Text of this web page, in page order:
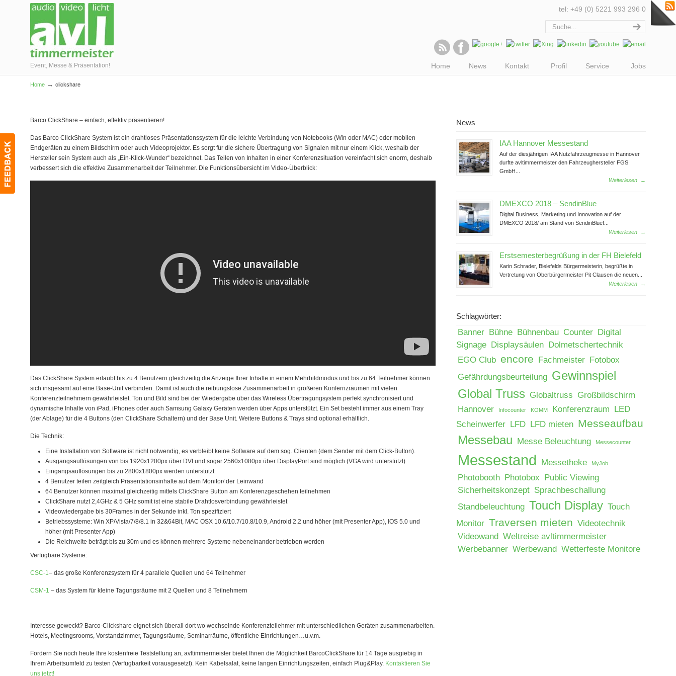
Event, Messe & Präsentation!
tel: +49 (0) 5221 993 296 0
Home News Kontakt Profil Service Jobs
Home →clickshare
Barco ClickShare – einfach, effektiv präsentieren!
Das Barco ClickShare System ist ein drahtloses Präsentationssystem für die leichte Verbindung von Notebooks (Win oder MAC) oder mobilen
Endgeräten zu einem Bildschirm oder auch Videoprojektor. Es sorgt für die sichere Übertragung von Signalen mit nur einem Klick, weshalb der
Hersteller sein System auch als „Ein-Klick-Wunder“ bezeichnet. Das Teilen von Inhalten in einer Konferenzsituation vereinfacht sich enorm, deshalb
verbessert sich die effektive Zusammenarbeit der Teilnehmer. Die Funktionsübersicht im Video-Überblick:
Das ClickShare System erlaubt bis zu 4 Benutzern gleichzeitig die Anzeige Ihrer Inhalte in einem Mehrbildmodus und bis zu 64 Teilnehmer können
sich insgesamt auf eine Base-Unit verbinden. Damit ist auch die reibungslose Zusammenarbeit in größeren Konfernzräumen mit vielen
Konferenzteilnehmern gewährleistet. Ton und Bild sind bei der Wiedergabe über das Wireless Übertragungsystem perfekt synchronisiert und
dynamische Inhalte von iPad, iPhones oder auch Samsung Galaxy Geräten werden über Apps unterstützt. Ein Set besteht immer aus einem Tray
(der Ablage) für die 4 Buttons (den ClickShare Schaltern) und der Base Unit. Weitere Buttons & Trays sind optional erhältlich.
Die Technik:
Eine Installation von Software ist nicht notwendig, es verbleibt keine Software auf dem sog. Clienten (dem Sender mit dem Click-Button).
Ausgangsauflösungen von bis 1920x1200px über DVI und sogar 2560x1080px über DisplayPort sind möglich (VGA wird unterstützt)
Eingangsauflösungen bis zu 2800x1800px werden unterstützt
4 Benutzer teilen zeitgleich Präsentationsinhalte auf dem Monitor/ der Leinwand
64 Benutzer können maximal gleichzeitig mittels ClickShare Button am Konferenzgeschehen teilnehmen
ClickShare nutzt 2,4GHz & 5 GHz somit ist eine stabile Drahtlosverbindung gewährleistet
Videowiedergabe bis 30Frames in der Sekunde inkl. Ton spezifiziert
Betriebssysteme: Win XP/Vista/7/8/8.1 in 32&64Bit, MAC OSX 10.6/10.7/10.8/10.9, Android 2.2 und höher (mit Presenter App), IOS 5.0 und
höher (mit Presenter App)
Die Reichweite beträgt bis zu 30m und es können mehrere Systeme nebeneinander betrieben werden
Verfügbare Systeme:
CSC-1– das große Konferenzsystem für 4 parallele Quellen und 64 Teilnehmer
CSM-1 – das System für kleine Tagungsräume mit 2 Quellen und 8 Teilnehmern
Interesse geweckt? Barco-Clickshare eignet sich überall dort wo wechselnde Konferenzteilehmer mit unterschiedlichen Geräten zusammenarbeiten.
Hotels, Meetingsrooms, Vorstandzimmer, Tagungsräume, Seminarräume, öffentliche Einrichtungen…u.v.m.
Fordern Sie noch heute Ihre kostenfreie Teststellung an, avltimmermeister bietet Ihnen die Möglichkeit BarcoClickShare für 14 Tage ausgiebig in
Ihrem Arbeitsumfeld zu testen (Verfügbarkeit vorausgesetzt). Kein Kabelsalat, keine langen Einrichtungszeiten, einfach Plug&Play. Kontaktieren Sie
uns jetzt!
News
IAA Hannover Messestand
Auf der diesjährigen IAA Nutzfahrzeugmesse in Hannover
durfte avltimmermeister den Fahrzeughersteller FGS
GmbH...
Weiterlesen
→
DMEXCO 2018 – SendinBlue
Digital Business, Marketing und Innovation auf der
DMEXCO 2018/ am Stand von SendinBlue!...
Weiterlesen
→
Erstsemesterbegrüßung in der FH Bielefeld
Karin Schrader, Bielefelds Bürgermeisterin, begrüßte in
Vertretung von Oberbürgermeister Pit Clausen die neuen...
Weiterlesen
→
Schlagwörter:
Banner Bühne Bühnenbau Counter Digital
Signage Displaysäulen Dolmetschertechnik
EGO Club encore Fachmeister Fotobox
Gefährdungsbeurteilung Gewinnspiel
Global Truss Globaltruss Großbildschirm
Hannover
Infocounter KOMM Konferenzraum LED
Scheinwerfer LFD LFD mieten Messeaufbau
Messebau Messe Beleuchtung Messecounter
Messestand Messetheke MyJob
Photobooth Photobox Public Viewing
Sicherheitskonzept Sprachbeschallung
Standbeleuchtung Touch Display Touch
Monitor Traversen mieten Videotechnik
Videowand Weltreise avltimmermeister
Werbebanner Werbewand Wetterfeste Monitore